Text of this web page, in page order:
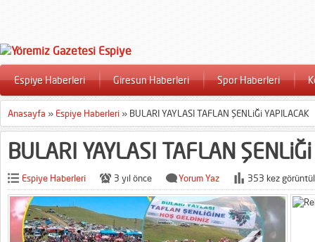
Espiye Haberleri Giresun Haberleri Spor Haberleri
Anasayfa » Espiye Haberleri » BULARI YAYLASI TAFLAN ŞENLiĞi YAPILACAK
BULARI YAYLASI TAFLAN
Espiye Haberleri 3 yıl önce Yorum Yaz 353 kez